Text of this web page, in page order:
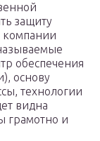
защиту
обеспечения
основу
технологии
видна
грамотно и